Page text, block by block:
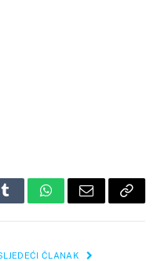
TumblrWhatsApp
Email Copy
ČLANAK